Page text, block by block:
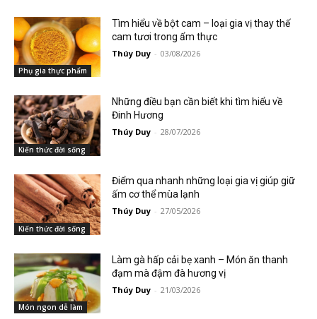
Phụ gia thực phẩm
Tìm hiểu về bột cam – loại gia vị thay thế
cam tươi trong ẩm thực
Thúy Duy - 03/08/2026
Kiến thức đời sống
Những điều bạn cần biết khi tìm hiểu về
Đinh Hương
Thúy Duy - 28/07/2026
Kiến thức đời sống
Điểm qua nhanh những loại gia vị giúp giữ
ấm cơ thể mùa lạnh
Thúy Duy - 27/05/2026
Món ngon dễ làm
Làm gà hấp cải bẹ xanh – Món ăn thanh
đạm mà đậm đà hương vị
Thúy Duy - 21/03/2026